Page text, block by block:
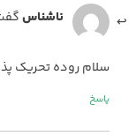
ناشناس
سلام روده تحریک
پاسخ